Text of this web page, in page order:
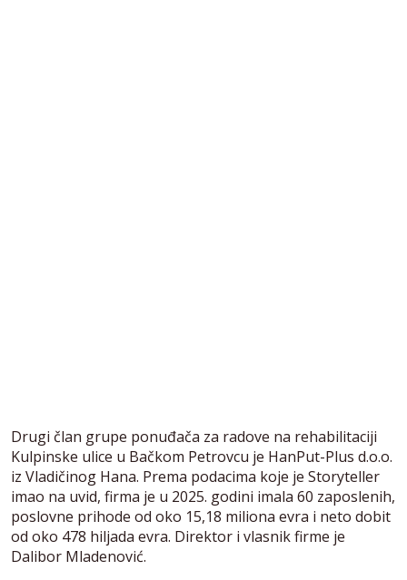
Drugi član grupe ponuđača za radove na rehabilitaciji
Kulpinske ulice u Bačkom Petrovcu je HanPut-Plus d.o.o.
iz Vladičinog Hana. Prema podacima koje je Storyteller
imao na uvid, firma je u 2025. godini imala 60 zaposlenih,
poslovne prihode od oko 15,18 miliona evra i neto dobit
od oko 478 hiljada evra. Direktor i vlasnik firme je
Dalibor Mladenović.